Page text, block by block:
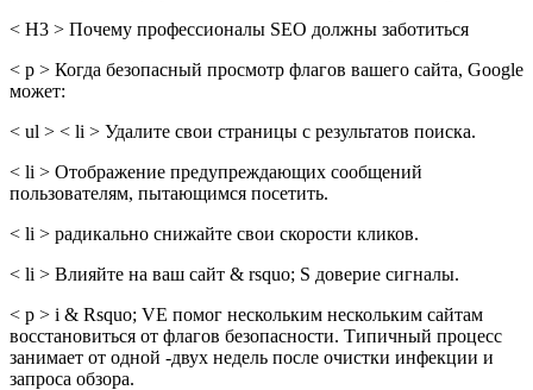
< H3 > Почему профессионалы SEO должны заботиться
< p > Когда безопасный просмотр флагов вашего сайта, Google
может:
< ul > < li > Удалите свои страницы с результатов поиска.
< li > Отображение предупреждающих сообщений
пользователям, пытающимся посетить.
< li > радикально снижайте свои скорости кликов.
< li > Влияйте на ваш сайт & rsquo; S доверие сигналы.
< p > i & Rsquo; VE помог нескольким нескольким сайтам
восстановиться от флагов безопасности. Типичный процесс
занимает от одной -двух недель после очистки инфекции и
запроса обзора.